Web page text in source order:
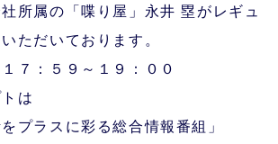
所属の「喋り屋」永井 塁がレギュ
ただいております。
７：５９～１９：００
は
プラスに彩る総合情報番組」